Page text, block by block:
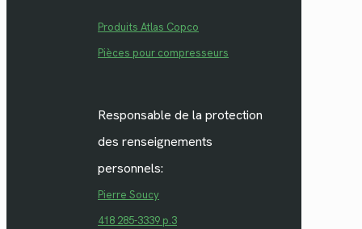
Produits Atlas Copco
Pièces pour compresseurs
Responsable de la protection
des renseignements
personnels:
Pierre Soucy
418 285-3339 p.3